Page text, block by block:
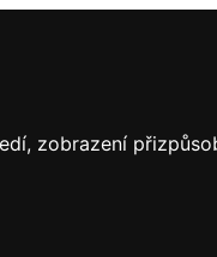
zobrazení